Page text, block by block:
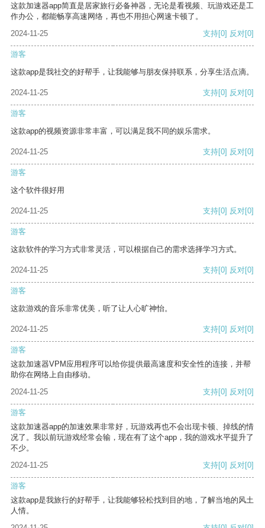
这款加速器app简直是居家旅行必备神器，无论是看视频、玩游戏还是工
作办公，都能畅享高速网络，再也不用担心网速卡顿了。
2024-11-25
支持[0] 反对[0]
游客
这款app是我社交的好帮手，让我能够与朋友保持联系，分享生活点滴。
2024-11-25 支持[0] 反对[0]
游客
这款app的视频资源非常丰富，可以满足我不同的娱乐需求。
2024-11-25 支持[0] 反对[0]
游客
这个软件很好用
2024-11-25 支持[0] 反对[0]
游客
这款软件的学习方式非常灵活，可以根据自己的需求选择学习方式。
2024-11-25 支持[0] 反对[0]
游客
这款游戏的音乐非常优美，听了让人心旷神怡。
2024-11-25 支持[0] 反对[0]
游客
这款加速器VPM应用程序可以给你提供最高速度和安全性的连接，并帮
助你在网络上自由移动。
2024-11-25
支持[0] 反对[0]
游客
这款加速器app的加速效果非常好，玩游戏再也不会出现卡顿、掉线的情
况了。我以前玩游戏经常会输，现在有了这个app，我的游戏水平提升了
不少。
2024-11-25
支持[0] 反对[0]
游客
这款app是我旅行的好帮手，让我能够轻松找到目的地，了解当地的风土
人情。